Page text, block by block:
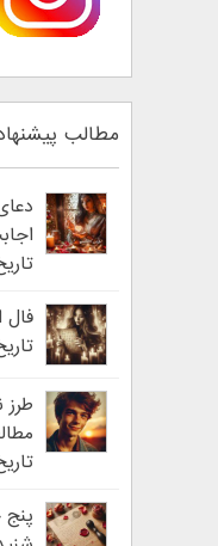
مطالب
تاریخ : 10 /
تاریخ : 02 /
تاریخ : 29 /